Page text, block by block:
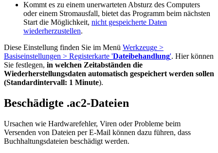
Kommt es zu einem unerwarteten Absturz des Computers
oder einem Stromausfall, bietet das Programm beim nächsten
Start die Möglichkeit, nicht gespeicherte Daten
wiederherzustellen.
Diese Einstellung finden Sie im Menü Werkzeuge >
Basiseinstellungen > Registerkarte 'Dateibehandlung'. Hier können
Sie festlegen, in welchen Zeitabständen die
Wiederherstellungsdaten automatisch gespeichert werden sollen
(Standardintervall: 1 Minute).
Beschädigte .ac2-Dateien
Ursachen wie Hardwarefehler, Viren oder Probleme beim
Versenden von Dateien per E-Mail können dazu führen, dass
Buchhaltungsdateien beschädigt werden.